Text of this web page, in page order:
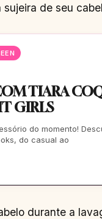
de seu
TIARA
GIRLS
do momento!
do casual ao
durante a